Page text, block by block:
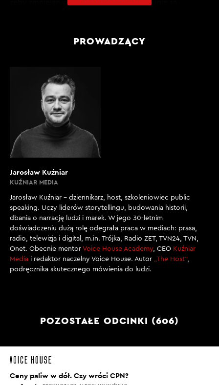
Funduszu Odbudowy.
kolejne lata z bardzo wysokim deficytem w sektorze
finansów publicznych. Brak reform dotyczących
sądownictwa w Polsce w kolejnych latach może z kolei
sprawić, że rynek zacznie ponownie bać się, że Bruksela
zablokuje Warszawie dostęp do części swoich
funduszy.
Dodatkowo Moody’s obawia się, że rządząca koalicja,
roku, będzie dalej zwiększać wydatki w celu utrzymania
PRZECZYTAJ TRANSKRYPCJĘ CAŁEGO ODCINKA W
KLUBIE
PROWADZĄCY
Jarosław Kuźniar
KUŹNIAR MEDIA
Jarosław Kuźniar – dziennikarz, host, szkoleniowiec public
speaking. Uczy liderów storytellingu, budowania historii,
dbania o narrację ludzi i marek. W jego 30-letnim
doświadczeniu dużą rolę odegrała praca w mediach: prasa,
radio, telewizja i digital, m.in. Trójka, Radio ZET, TVN24, TVN,
Onet. Obecnie mentor Voice House Academy, CEO Kuźniar
Media i redaktor naczelny Voice House. Autor „The Host”,
podręcznika skutecznego mówienia do ludzi.
POZOSTAŁE ODCINKI (606)
Ceny paliw w dół. Czy wróci CPN?